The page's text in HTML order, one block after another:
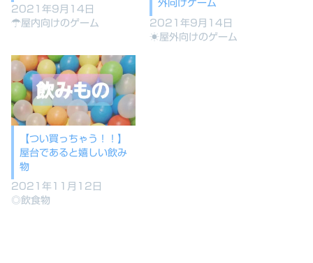
2021年9月14日
☂屋内向けのゲーム
外向けゲーム
2021年9月14日
☀屋外向けのゲーム
【つい買っちゃう！！】
屋台であると嬉しい飲み
物
2021年11月12日
◎飲食物